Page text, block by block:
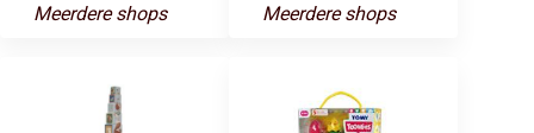
Meerdere shops Meerdere shops